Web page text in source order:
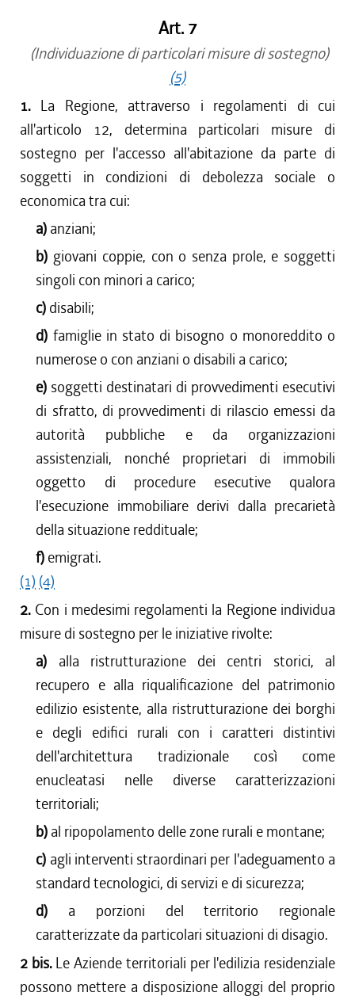
Art. 7
(Individuazione di particolari misure di sostegno)
(5)
1. La Regione, attraverso i regolamenti di cui
all'articolo 12, determina particolari misure di
sostegno per l'accesso all'abitazione da parte di
soggetti in condizioni di debolezza sociale o
economica tra cui:
a) anziani;
b) giovani coppie, con o senza prole, e soggetti
singoli con minori a carico;
c) disabili;
d) famiglie in stato di bisogno o monoreddito o
numerose o con anziani o disabili a carico;
e) soggetti destinatari di provvedimenti esecutivi
di sfratto, di provvedimenti di rilascio emessi da
autorità pubbliche e da organizzazioni
assistenziali, nonché proprietari di immobili
oggetto di procedure esecutive qualora
l'esecuzione immobiliare derivi dalla precarietà
della situazione reddituale;
f) emigrati.
(1) (4)
2. Con i medesimi regolamenti la Regione individua
misure di sostegno per le iniziative rivolte:
a) alla ristrutturazione dei centri storici, al
recupero e alla riqualificazione del patrimonio
edilizio esistente, alla ristrutturazione dei borghi
e degli edifici rurali con i caratteri distintivi
dell'architettura tradizionale così come
enucleatasi nelle diverse caratterizzazioni
territoriali;
b) al ripopolamento delle zone rurali e montane;
c) agli interventi straordinari per l'adeguamento a
standard tecnologici, di servizi e di sicurezza;
d) a porzioni del territorio regionale
caratterizzate da particolari situazioni di disagio.
2 bis. Le Aziende territoriali per l'edilizia residenziale
possono mettere a disposizione alloggi del proprio